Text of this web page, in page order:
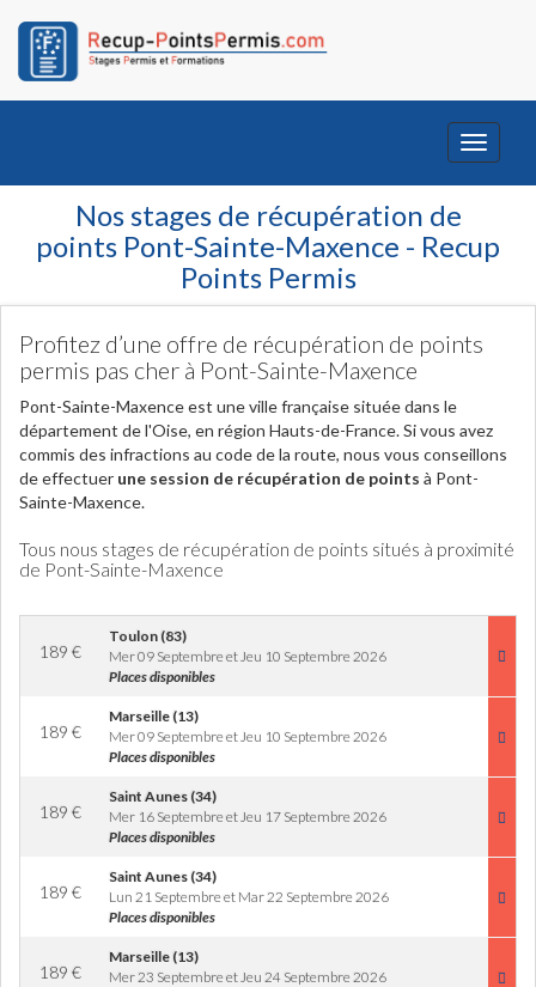
Toggle
Nos stages de récupération de
points Pont-Sainte-Maxence - Recup
Points Permis
Profitez d’une offre de récupération de points
permis pas cher à Pont-Sainte-Maxence
Pont-Sainte-Maxence est une ville française située dans le
département de l'Oise, en région Hauts-de-France. Si vous avez
commis des infractions au code de la route, nous vous conseillons
de effectuer une session de récupération de points à Pont-
Sainte-Maxence.
Tous nous stages de récupération de points situés à proximité
de Pont-Sainte-Maxence
189 €
Toulon (83)
Mer 09 Septembre et Jeu 10 Septembre 2026
Places disponibles
189 €
Marseille (13)
Mer 09 Septembre et Jeu 10 Septembre 2026
Places disponibles
189 €
Saint Aunes (34)
Mer 16 Septembre et Jeu 17 Septembre 2026
Places disponibles
189 €
Saint Aunes (34)
Lun 21 Septembre et Mar 22 Septembre 2026
Places disponibles
189 €
Marseille (13)
Mer 23 Septembre et Jeu 24 Septembre 2026